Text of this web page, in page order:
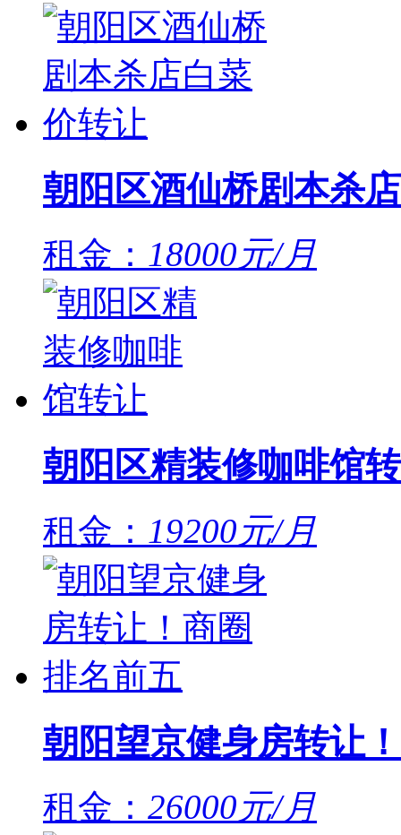
朝阳区酒仙桥剧本杀
租金： 18000元/月
朝阳区精装修咖啡馆
租金： 19200元/月
朝阳望京健身房转让
租金： 26000元/月